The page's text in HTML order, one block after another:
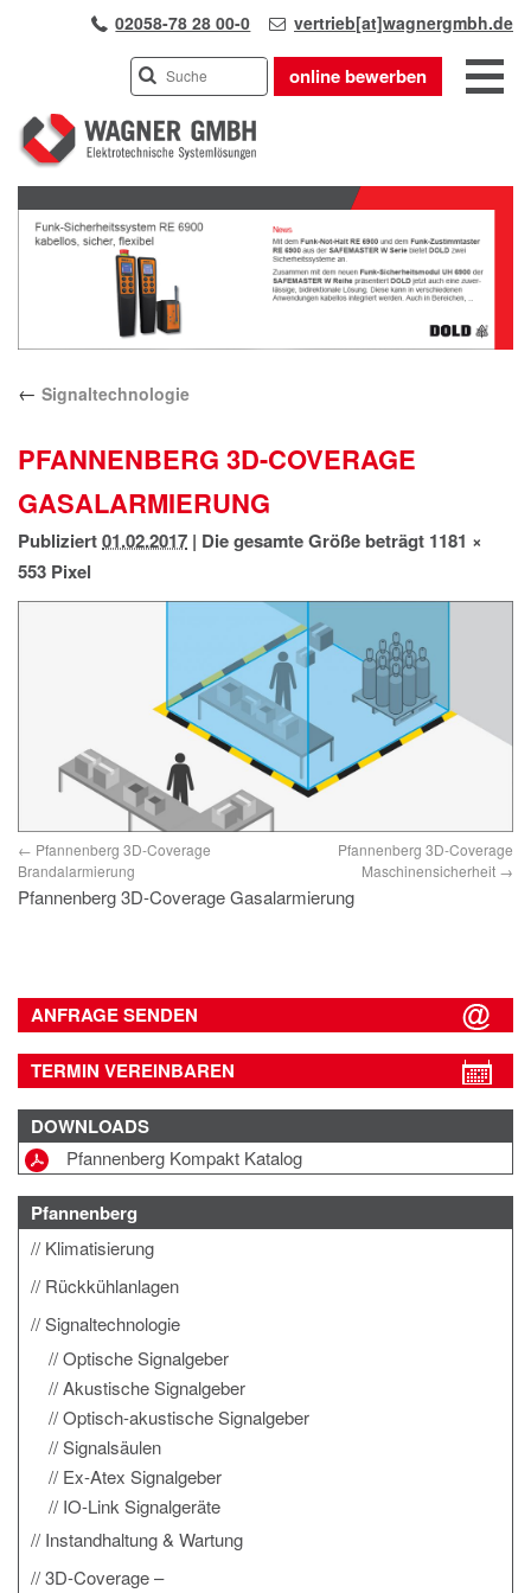
02058-78 28 00-0 vertrieb[at]wagnergmbh.de
online bewerben
INDUSTRIEVERTRETUNG
UNSER TEAM
WIR ÜBER UNS
KARRIERE
PRODUKTE
APPLIKATIONEN
KONTAKT
ANFAHRT
IMPRESSUM
DATENSCHUTZ
Previous
Next
← Signaltechnologie
PFANNENBERG 3D-COVERAGE
GASALARMIERUNG
Publiziert01.02.2017 | Die gesamte Größe beträgt 1181 ×
553 Pixel
Pfannenberg 3D-Coverage
Brandalarmierung
Pfannenberg 3D-Coverage
Maschinensicherheit
Pfannenberg 3D-Coverage Gasalarmierung
ANFRAGE SENDEN
TERMIN VEREINBAREN
DOWNLOADS
Pfannenberg Kompakt Katalog
Pfannenberg
Klimatisierung
Rückkühlanlagen
Signaltechnologie
Optische Signalgeber
Akustische Signalgeber
Optisch-akustische Signalgeber
Signalsäulen
Ex-Atex Signalgeber
IO-Link Signalgeräte
Instandhaltung & Wartung
3D-Coverage –